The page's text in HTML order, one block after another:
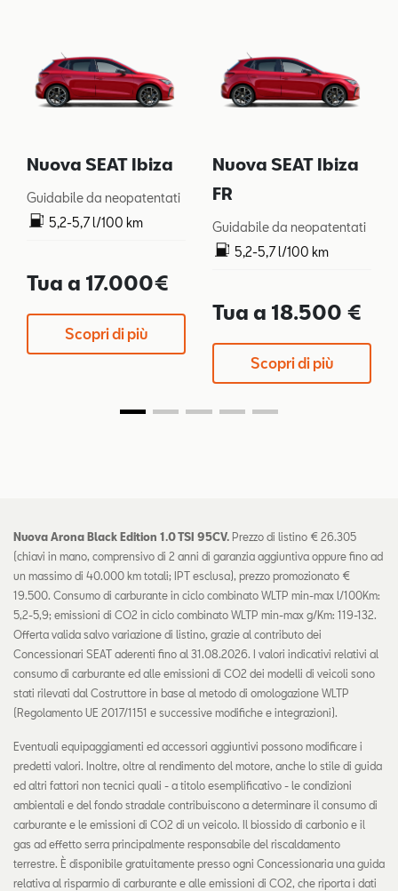
Nuova SEAT Ibiza
Guidabile da neopatentati
5,2-5,7 l/100 km
Tua a 17.000€
Scopri di più
Nuova SEAT Ibiza
FR
Guidabile da neopatentati
5,2-5,7 l/100 km
Tua a 18.500 €
Scopri di più
Nuova Arona Black Edition 1.0 TSI 95CV. Prezzo di listino € 26.305
(chiavi in mano, comprensivo di 2 anni di garanzia aggiuntiva oppure fino ad
un massimo di 40.000 km totali; IPT esclusa), prezzo promozionato €
19.500. Consumo di carburante in ciclo combinato WLTP min-max l/100Km:
5,2-5,9; emissioni di CO2 in ciclo combinato WLTP min-max g/Km: 119-132.
Offerta valida salvo variazione di listino, grazie al contributo dei
Concessionari SEAT aderenti fino al 31.08.2026. I valori indicativi relativi al
consumo di carburante ed alle emissioni di CO2 dei modelli di veicoli sono
stati rilevati dal Costruttore in base al metodo di omologazione WLTP
(Regolamento UE 2017/1151 e successive modifiche e integrazioni).
Eventuali equipaggiamenti ed accessori aggiuntivi possono modificare i
predetti valori. Inoltre, oltre al rendimento del motore, anche lo stile di guida
ed altri fattori non tecnici quali - a titolo esemplificativo - le condizioni
ambientali e del fondo stradale contribuiscono a determinare il consumo di
carburante e le emissioni di CO2 di un veicolo. Il biossido di carbonio e il
gas ad effetto serra principalmente responsabile del riscaldamento
terrestre. È disponibile gratuitamente presso ogni Concessionaria una guida
relativa al risparmio di carburante e alle emissioni di CO2, che riporta i dati